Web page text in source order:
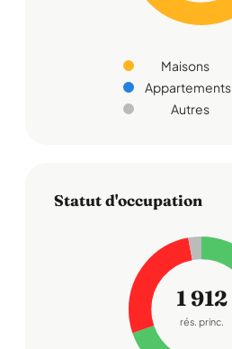
Maisons
Appartements
Autres
Statut d'occupation
1 912
rés. princ.